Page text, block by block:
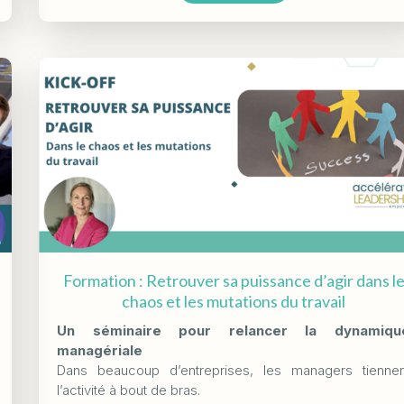
Formation : Retrouver sa puissance d’agir dans le
chaos et les mutations du travail
Un séminaire pour relancer la
managériale
Dans beaucoup d’entreprises, les managers
l’activité à bout de bras.